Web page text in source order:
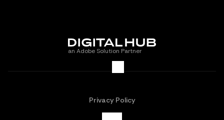
an Adobe Solution Partner
Privacy Policy